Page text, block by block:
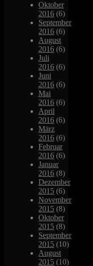
Oktober
2016 (6)
September
2016 (6)
August
2016 (6)
Juli
2016 (6)
Juni
2016 (6)
Mai
2016 (6)
April
2016 (6)
März
2016 (6)
Februar
2016 (6)
Januar
2016 (8)
Dezember
2015 (6)
November
2015 (8)
Oktober
2015 (8)
September
2015 (10)
August
2015 (10)